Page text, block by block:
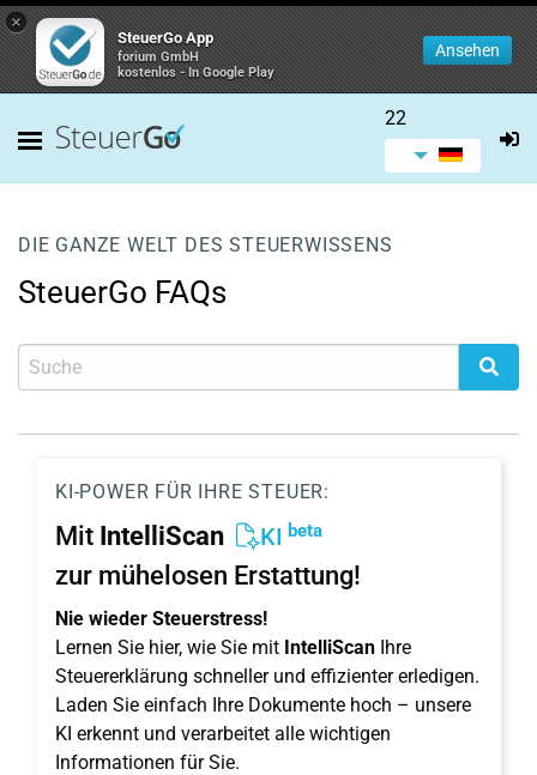
×
SteuerGo App
forium GmbH
kostenlos - In Google Play
Ansehen
22
DIE GANZE WELT DES STEUERWISSENS
SteuerGo FAQs
KI-POWER FÜR IHRE STEUER:
Mit IntelliScan KI beta
zur mühelosen Erstattung!
Nie wieder Steuerstress!
Lernen Sie hier, wie Sie mit IntelliScan Ihre
Steuererklärung schneller und effizienter erledigen.
Laden Sie einfach Ihre Dokumente hoch – unsere
KI erkennt und verarbeitet alle wichtigen
Informationen für Sie.